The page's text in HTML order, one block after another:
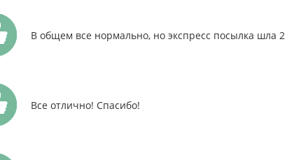
В общем все нормально, но экспресс посылка шла
Все отлично! Спасибо!